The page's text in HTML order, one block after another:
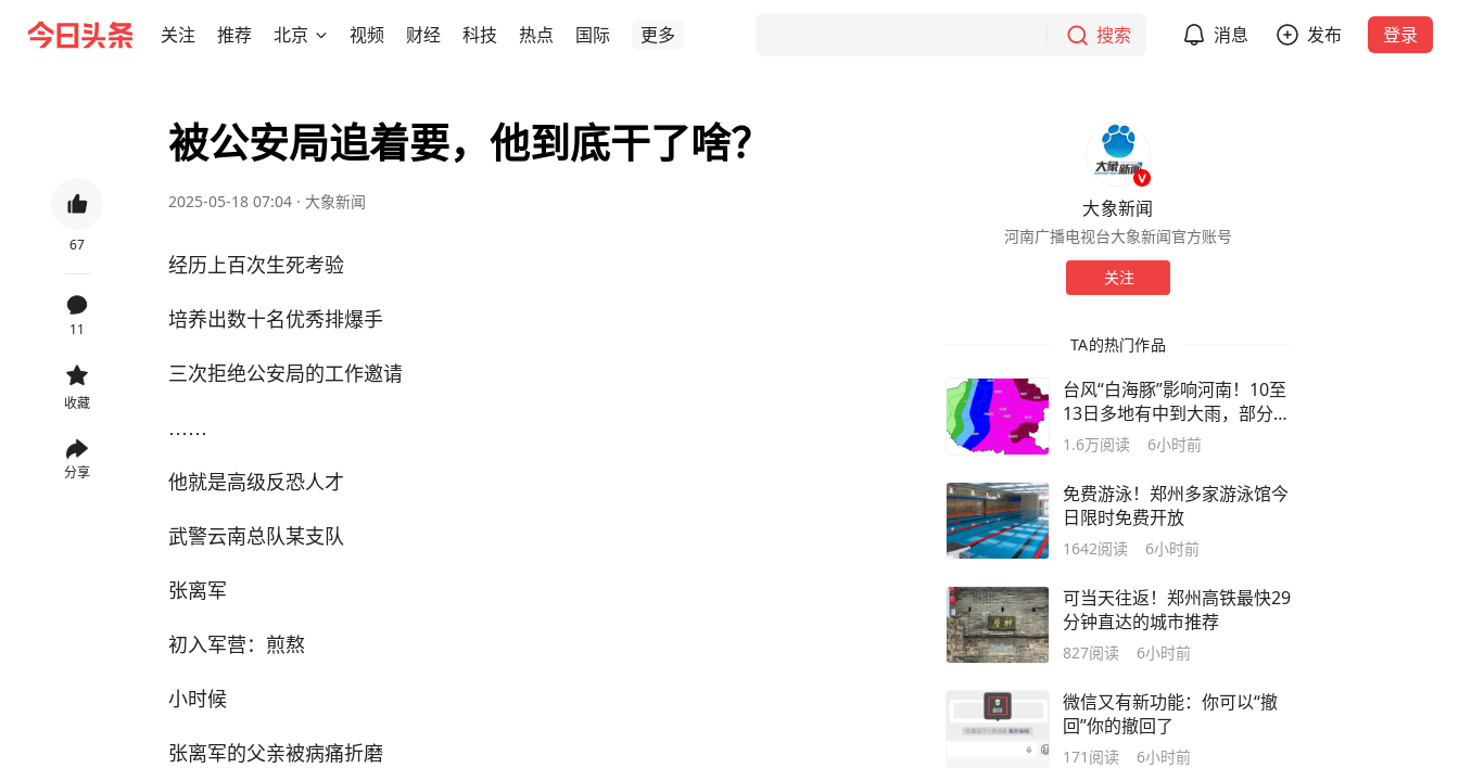
关注 推荐 北京 视频 财经 科技 热点 国际 更多 搜索 消息 发布 登录
67
11
收藏
分享
被公安局追着要，他到底干了啥？
2025-05-18 07:04 · 大象新闻
经历上百次生死考验
培养出数十名优秀排爆手
三次拒绝公安局的工作邀请
……
他就是高级反恐人才
武警云南总队某支队
张离军
初入军营：煎熬
小时候
张离军的父亲被病痛折磨
大象新闻
河南广播电视台大象新闻官方账号
关注
TA的热门作品
台风“白海豚”影响河南！10至
13日多地有中到大雨，部分地
区有暴雨大暴雨
1.6万阅读 6小时前
免费游泳！郑州多家游泳馆今
日限时免费开放
1642阅读 6小时前
可当天往返！郑州高铁最快29
分钟直达的城市推荐
827阅读 6小时前
微信又有新功能：你可以“撤
回”你的撤回了
171 阅读 6小时前